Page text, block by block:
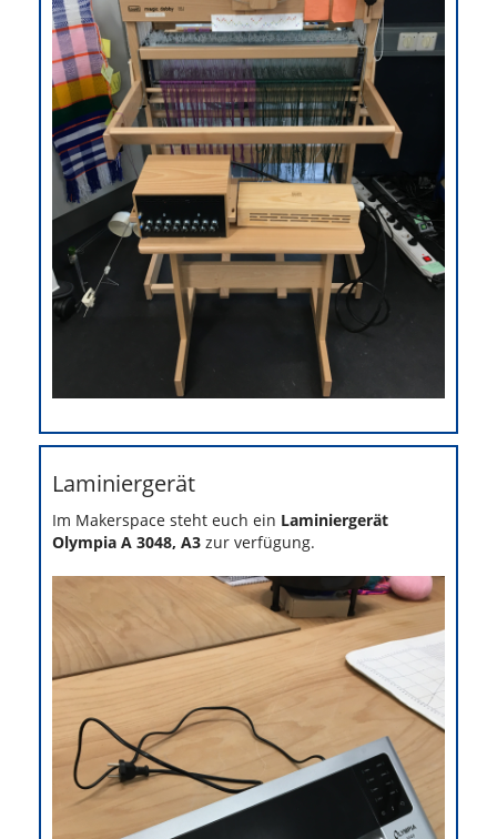
Laminiergerät
Im Makerspace steht euch ein Laminiergerät
Olympia A 3048, A3 zur verfügung.